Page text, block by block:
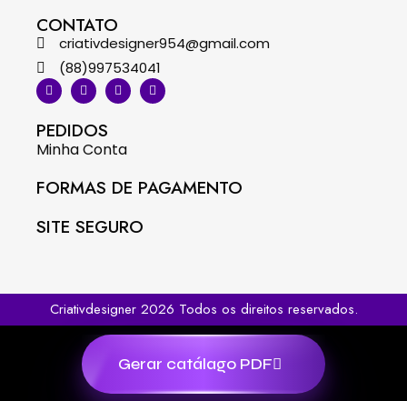
CONTATO
criativdesigner954@gmail.com
(88)997534041
PEDIDOS
Minha Conta
FORMAS DE PAGAMENTO
SITE SEGURO
Criativdesigner 2026 Todos os direitos reservados.
Gerar catálago PDF